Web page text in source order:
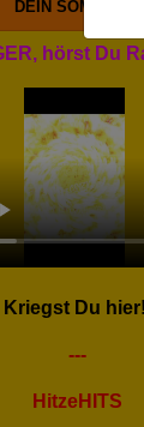
DEIN SOMMER
hörst Du
Kriegst Du hier!
---
HitzeHITS